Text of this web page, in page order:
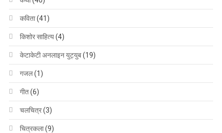
कविता(41)
किशोर साहित्य(4)
केटाकेटी अनलाइन युट्युब(19)
गजल(1)
गीत(6)
चलचित्र(3)
चित्रकला(9)